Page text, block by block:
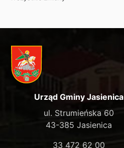
Urząd Gminy Jasienica
ul. Strumieńska 60
43-385 Jasienica
33 472 62 00